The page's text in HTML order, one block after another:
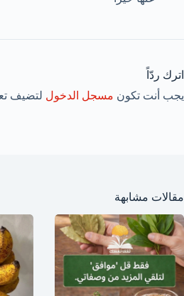
اترك ردّاً
يجب أنت تكون مسجل الدخول لتضيف
مقالات مشابهة